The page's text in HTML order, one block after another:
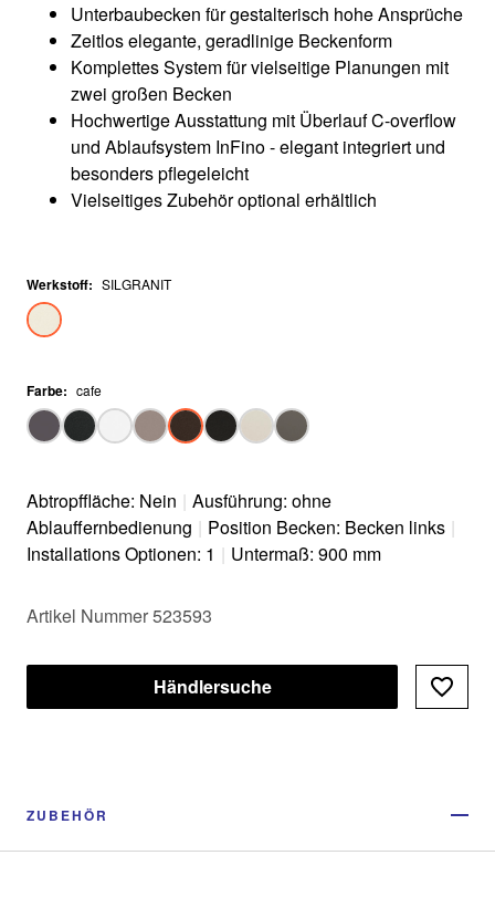
Unterbaubecken für gestalterisch hohe Ansprüche
Zeitlos elegante, geradlinige Beckenform
Komplettes System für vielseitige Planungen mit
zwei großen Becken
Hochwertige Ausstattung mit Überlauf C-overflow
und Ablaufsystem InFino - elegant integriert und
besonders pflegeleicht
Vielseitiges Zubehör optional erhältlich
Werkstoff: SILGRANIT
Farbe: cafe
Abtropffläche: Nein | Ausführung: ohne
Ablauffernbedienung | Position Becken: Becken links |
Installations Optionen: 1 | Untermaß: 900 mm
Artikel Nummer 523593
Händlersuche
ZUBEHÖR